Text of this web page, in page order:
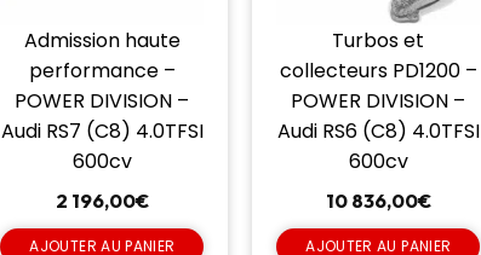
Admission haute
performance –
POWER DIVISION –
Audi RS7 (C8) 4.0TFSI
600cv
2 196,00€
AJOUTER AU PANIER
Turbos et
collecteurs PD1200 –
POWER DIVISION –
Audi RS6 (C8) 4.0TFSI
600cv
10 836,00€
AJOUTER AU PANIER